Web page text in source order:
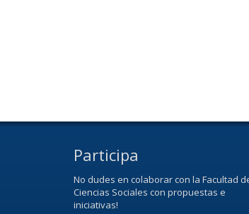
Participa
No dudes en colaborar con la Facultad
Ciencias Sociales con propuestas e
iniciativas!